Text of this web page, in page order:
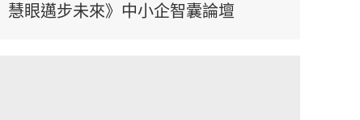
慧眼邁步未來》中小企智囊論壇